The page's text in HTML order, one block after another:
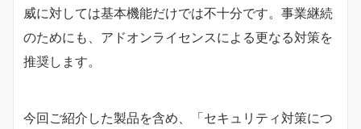
威に対しては基本機能だけでは不十分です。事業継続
のためにも、アドオンライセンスによる更なる対策を
推奨します。
今回ご紹介した製品を含め、「セキュリティ対策につ